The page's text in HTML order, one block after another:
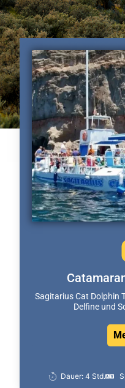
Sagitarius Cat Dolphin
Delfine und
Dauer: 4 Std.